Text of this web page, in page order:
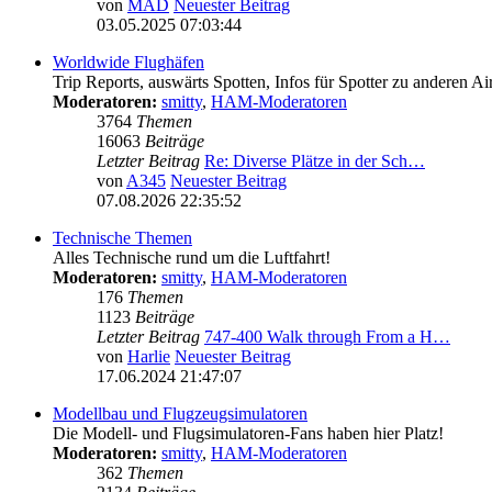
von MAD Neuester Beitrag
03.05.2025 07:03:44
Worldwide Flughäfen
Trip Reports, auswärts Spotten, Infos für Spotter zu anderen
Moderatoren: smitty, HAM-Moderatoren
3764 Themen
16063 Beiträge
Letzter Beitrag Re: Diverse Plätze in der Sch…
vonA345 Neuester Beitrag
07.08.2026 22:35:52
Technische Themen
Alles Technische rund um die Luftfahrt!
Moderatoren: smitty, HAM-Moderatoren
176 Themen
1123 Beiträge
Letzter Beitrag 747-400 Walk through From a H…
von Harlie Neuester Beitrag
17.06.2024 21:47:07
Modellbau und Flugzeugsimulatoren
Die Modell- und Flugsimulatoren-Fans haben hier Platz!
Moderatoren: smitty, HAM-Moderatoren
362 Themen